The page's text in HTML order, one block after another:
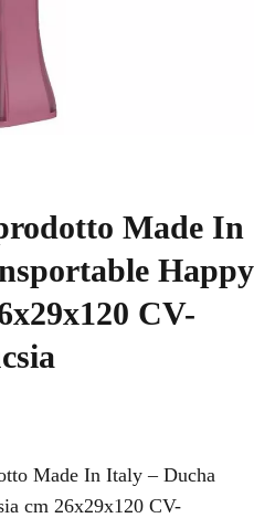
Made In
Happy
CV-
Made In Italy – Ducha
cm 26x29x120 CV-